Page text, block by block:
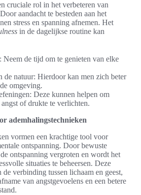
cruciale rol in het verbeteren van
aandacht te besteden aan het
stress en spanning afnemen. Het
in de dagelijkse routine kan
Neem de tijd om te genieten van elke
de natuur: Hierdoor kan men zich beter
omgeving.
Deze kunnen helpen om
of drukte te verlichten.
ademhalingstechnieken
vormen een krachtige tool voor
ontspanning. Door bewuste
ontspanning vergroten en wordt het
situaties te beheersen. Deze
verbinding tussen lichaam en geest,
van angstgevoelens en een betere